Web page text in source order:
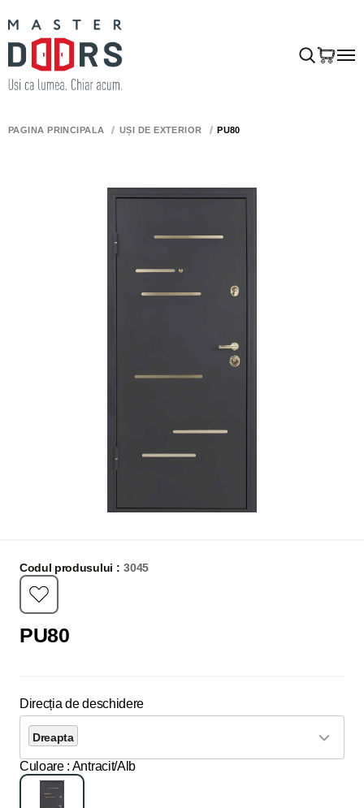
PAGINA PRINCIPALĂ UȘI DE EXTERIOR PU80
Codul produsului : 3045
PU80
Direcția de deschidere
Dreapta
Culoare : Antracit/Alb